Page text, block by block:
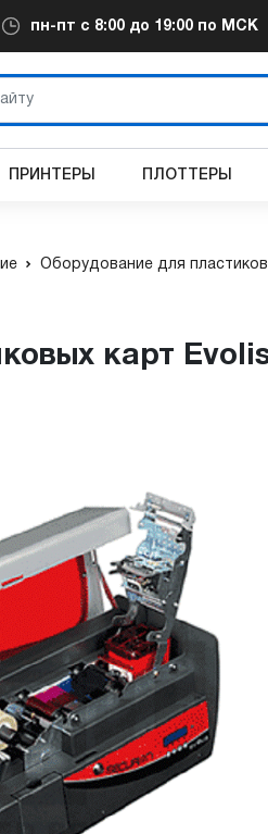
пн-пт с 8:00 до 19:00 по МСК
ПРИНТЕРЫ ПЛОТТЕРЫ
Оборудование для
карт